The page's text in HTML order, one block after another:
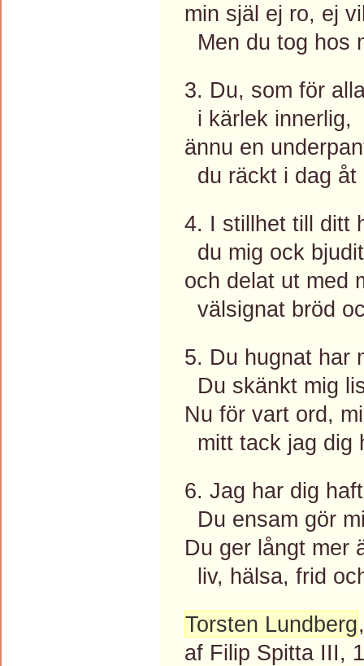
min själ ej ro, ej
Men du tog hos
3. Du, som för
i kärlek innerlig,
ännu en
du räckt i dag åt
4. I stillhet till ditt
du mig ock
och delat ut med
välsignat bröd
5. Du hugnat har
Du skänkt mig
Nu för vart ord,
mitt tack jag dig
6. Jag har dig
Du ensam gör
Du ger långt mer
liv, hälsa, frid
Torsten Lundberg
af Filip Spitta III,